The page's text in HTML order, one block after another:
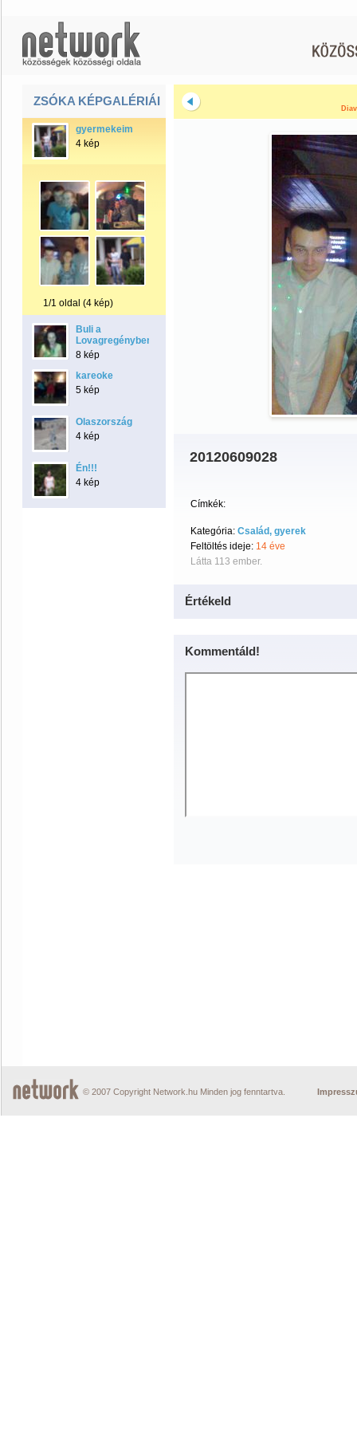
ZSÓKA KÉPGALÉRIÁI
gyermekeim
4 kép
1/1 oldal (4 kép)
Buli a
Lovagregényben
8 kép
kareoke
5 kép
Olaszország
4 kép
Én!!!
4 kép
20120609028
Címkék:
Kategória: Család, gyerek
Feltöltés ideje: 14 éve
Látta 113 ember.
Értékeld
Kommentáld!
© 2007 Copyright Network.hu Minden jog fenntartva.